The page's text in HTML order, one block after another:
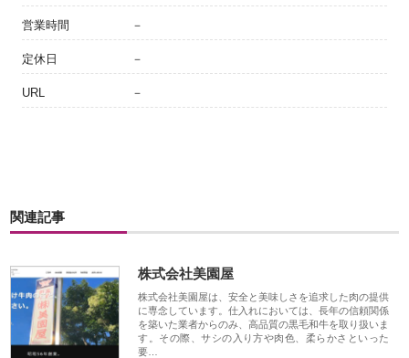
営業時間 －
定休日 －
URL －
関連記事
株式会社美園屋
株式会社美園屋は、安全と美味しさを追求した肉の提供
に専念しています。仕入れにおいては、長年の信頼関係
を築いた業者からのみ、高品質の黒毛和牛を取り扱いま
す。その際、サシの入り方や肉色、柔らかさといった
要…